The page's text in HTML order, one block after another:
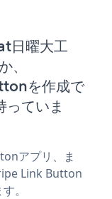
日曜大工
を作成で
ていま
アプリ、ま
Link Button
。